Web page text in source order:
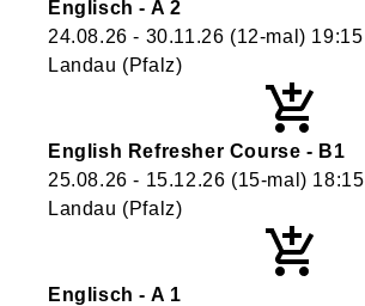
Englisch - A 2
24.08.26 - 30.11.26 (12-mal) 19:15
Landau (Pfalz)
English Refresher Course - B1
25.08.26 - 15.12.26 (15-mal) 18:15
Landau (Pfalz)
Englisch - A 1